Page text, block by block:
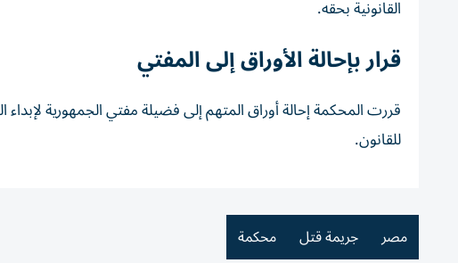
القانونية بحقه.
قرار بإحالة الأوراق إلى المفتي
قررت المحكمة إحالة أوراق المتهم إلى فضيلة مفتي الجمهورية
للقانون.
مصر جريمة قتل محكمة